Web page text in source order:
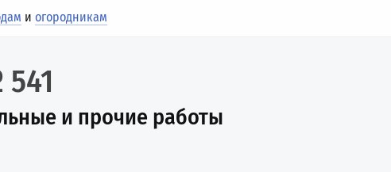
иогородникам
и прочие работы